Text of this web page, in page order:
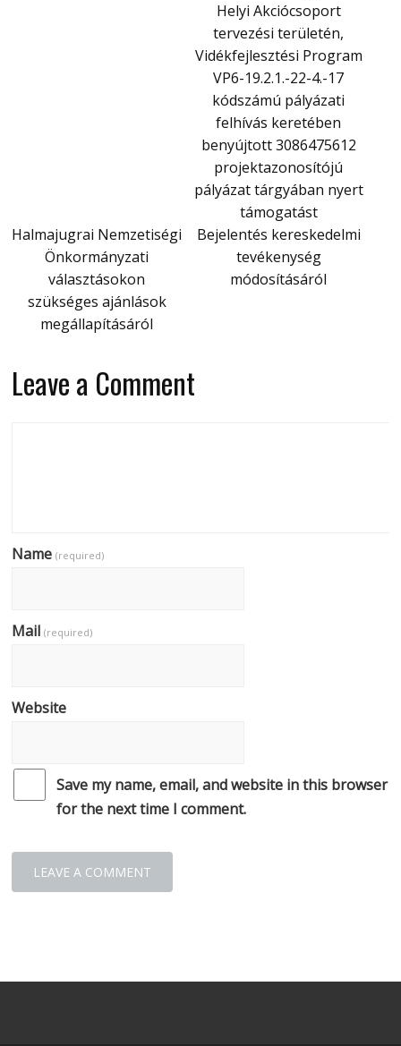
Helyi Akciócsoport
tervezési területén,
Vidékfejlesztési Program
VP6-19.2.1.-22-4.-17
kódszámú pályázati
felhívás keretében
benyújtott 3086475612
projektazonosítójú
pályázat tárgyában nyert
támogatást
Halmajugrai Nemzetiségi
Önkormányzati
választásokon
szükséges ajánlások
megállapításáról
Bejelentés kereskedelmi
tevékenység
módosításáról
Leave a Comment
Name(required)
Mail(required)
Website
Save my name, email, and website in this browser
for the next time I comment.